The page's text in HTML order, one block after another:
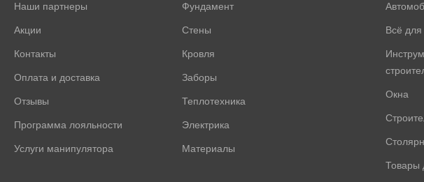
Наши партнеры
Акции
Контакты
Оплата и доставка
Отзывы
Программа лояльности
Услуги манипулятора
Фундамент
Стены
Кровля
Заборы
Теплотехника
Электрика
Материалы
Всё для
Окна
Товары